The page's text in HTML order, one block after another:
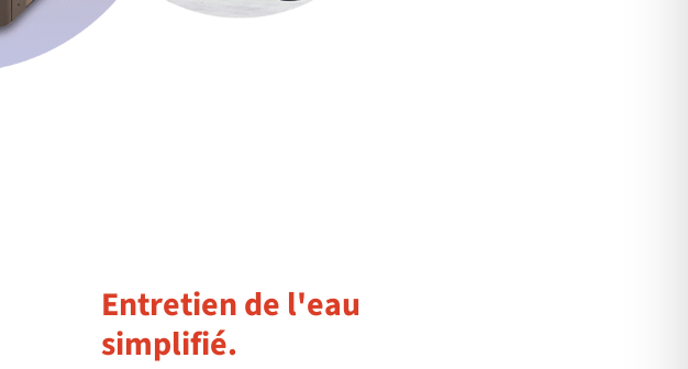
Entretien de l'eau
simplifié.